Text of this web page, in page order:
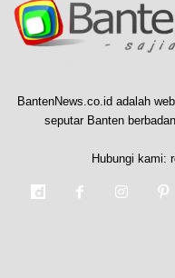
BantenNews.co.id adalah
seputar Banten
Hubungi kami: